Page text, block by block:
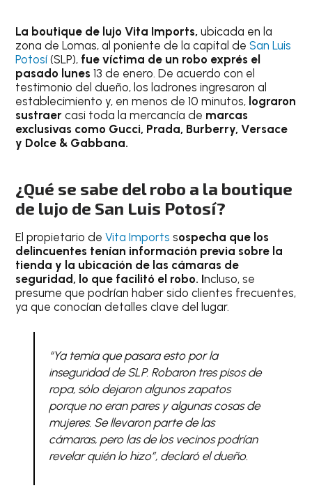
La boutique de lujo Vita Imports,ubicada en la
zona de Lomas, al poniente de la capital de San Luis
Potosí (SLP), fue víctima de un robo exprés el
pasado lunes 13 de enero. De acuerdo con el
testimonio del dueño, los ladrones ingresaron al
establecimiento y, en menos de 10 minutos, lograron
sustraer casi toda la mercancía de marcas
exclusivas como Gucci, Prada, Burberry, Versace
y Dolce & Gabbana.
¿Qué se sabe del robo a la boutique
de lujo de San Luis Potosí?
El propietario de Vita Imports sospecha que los
delincuentes tenían información previa sobre la
tienda y la ubicación de las cámaras de
seguridad, lo que facilitó el robo. Incluso, se
presume que podrían haber sido clientes frecuentes,
ya que conocían detalles clave del lugar.
“Ya temía que pasara esto por la
inseguridad de SLP. Robaron tres pisos de
ropa, sólo dejaron algunos zapatos
porque no eran pares y algunas cosas de
mujeres. Se llevaron parte de las
cámaras, pero las de los vecinos podrían
revelar quién lo hizo”, declaró el dueño.